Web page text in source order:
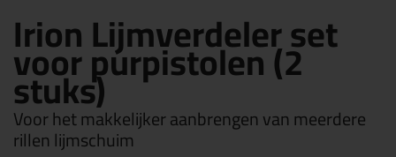
Irion Lijmverdeler set
voor purpistolen (2
stuks)
Voor het makkelijker aanbrengen van meerdere
rillen lijmschuim